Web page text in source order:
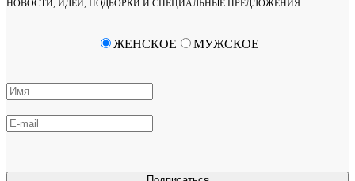
НОВОСТИ, ИДЕИ, ПОДБОРКИ И СПЕЦИАЛЬНЫЕ ПРЕДЛОЖЕНИЯ
ЖЕНСКОЕ МУЖСКОЕ